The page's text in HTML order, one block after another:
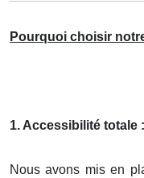
Pourquoi choisir
1. Accessibilité totale :
Nous avons mis en